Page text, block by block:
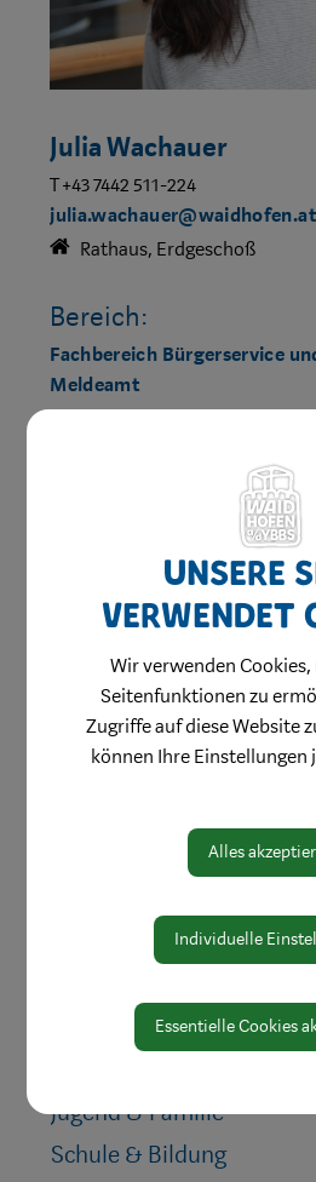
Julia Wachauer
T +43 7442 511-224
julia.wachauer@waidhofen.at
Rathaus, Erdgeschoß
Bereich:
Fachbereich Bürgerservice
Meldeamt
Waidhofen hilft
Bauen & Wohnen
Förderungen
Schutzzone
Jugend & Familie
Schule & Bildung
Unsere
verwendet
Wir verwenden
Seitenfunktionen zu
Zugriffe auf diese Website
können Ihre Einstellungen
Alles
Individuelle
Essentielle Cookies